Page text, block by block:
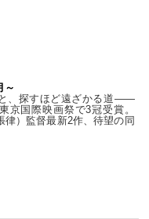
～
、探すほど遠ざかる道——
京国際映画祭で3冠受賞。
律）監督最新2作、待望の同